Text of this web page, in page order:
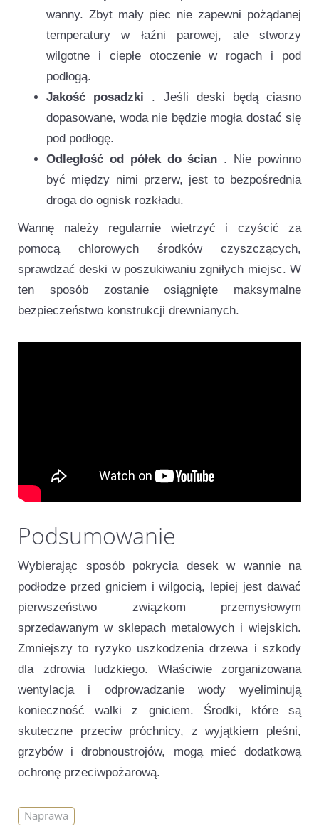
wanny. Zbyt mały piec nie zapewni pożądanej
temperatury w łaźni parowej, ale stworzy
wilgotne i ciepłe otoczenie w rogach i pod
podłogą.
Jakość posadzki . Jeśli deski będą ciasno
dopasowane, woda nie będzie mogła dostać się
pod podłogę.
Odległość od półek do ścian . Nie powinno
być między nimi przerw, jest to bezpośrednia
droga do ognisk rozkładu.
Wannę należy regularnie wietrzyć i czyścić za
pomocą chlorowych środków czyszczących,
sprawdzać deski w poszukiwaniu zgniłych miejsc. W
ten sposób zostanie osiągnięte maksymalne
bezpieczeństwo konstrukcji drewnianych.
Przydatne wideo
Podsumowanie
Wybierając sposób pokrycia desek w wannie na
podłodze przed gniciem i wilgocią, lepiej jest dawać
pierwszeństwo związkom przemysłowym
sprzedawanym w sklepach metalowych i wiejskich.
Zmniejszy to ryzyko uszkodzenia drzewa i szkody
dla zdrowia ludzkiego. Właściwie zorganizowana
wentylacja i odprowadzanie wody wyeliminują
konieczność walki z gniciem. Środki, które są
skuteczne przeciw próchnicy, z wyjątkiem pleśni,
grzybów i drobnoustrojów, mogą mieć dodatkową
ochronę przeciwpożarową.
Naprawa